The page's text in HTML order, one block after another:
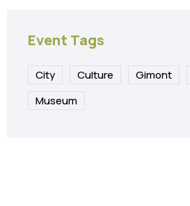
Event Tags
City Culture Gimont
Museum